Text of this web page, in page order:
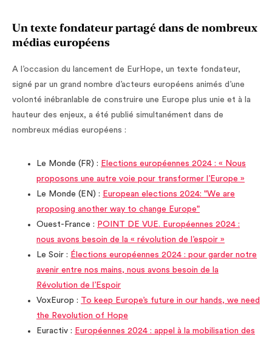
Un texte fondateur partagé dans de nombreux
médias européens
A l’occasion du lancement de EurHope, un texte fondateur,
signé par un grand nombre d’acteurs européens animés d’une
volonté inébranlable de construire une Europe plus unie et à la
hauteur des enjeux, a été publié simultanément dans de
nombreux médias européens :
Le Monde (FR) : Elections européennes 2024 : « Nous
proposons une autre voie pour transformer l’Europe »
Le Monde (EN) : European elections 2024: "We are
proposing another way to change Europe"
Ouest-France : POINT DE VUE. Européennes 2024 :
nous avons besoin de la « révolution de l’espoir »
Le Soir : Élections européennes 2024 : pour garder notre
avenir entre nos mains, nous avons besoin de la
Révolution de l’Espoir
VoxEurop : To keep Europe’s future in our hands, we need
the Revolution of Hope
Euractiv : Européennes 2024 : appel à la mobilisation des